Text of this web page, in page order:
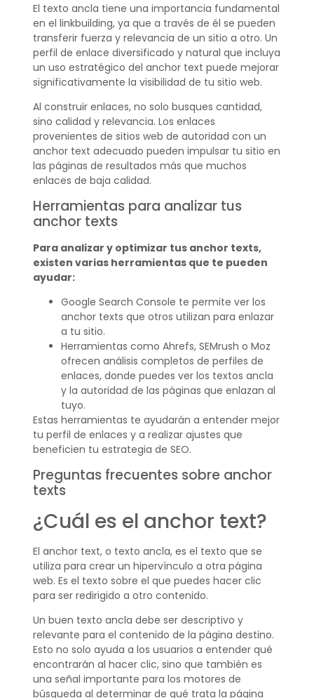
El texto ancla tiene una importancia fundamental
en el linkbuilding, ya que a través de él se pueden
transferir fuerza y relevancia de un sitio a otro. Un
perfil de enlace diversificado y natural que incluya
un uso estratégico del anchor text puede mejorar
significativamente la visibilidad de tu sitio web.
Al construir enlaces, no solo busques cantidad,
sino calidad y relevancia. Los enlaces
provenientes de sitios web de autoridad con un
anchor text adecuado pueden impulsar tu sitio en
las páginas de resultados más que muchos
enlaces de baja calidad.
Herramientas para analizar tus
anchor texts
Para analizar y optimizar tus anchor texts,
existen varias herramientas que te pueden
ayudar:
Google Search Console te permite ver los
anchor texts que otros utilizan para enlazar
a tu sitio.
Herramientas como Ahrefs, SEMrush o Moz
ofrecen análisis completos de perfiles de
enlaces, donde puedes ver los textos ancla
y la autoridad de las páginas que enlazan al
tuyo.
Estas herramientas te ayudarán a entender mejor
tu perfil de enlaces y a realizar ajustes que
beneficien tu estrategia de SEO.
Preguntas frecuentes sobre anchor
texts
¿Cuál es el anchor text?
El anchor text, o texto ancla, es el texto que se
utiliza para crear un hipervínculo a otra página
web. Es el texto sobre el que puedes hacer clic
para ser redirigido a otro contenido.
Un buen texto ancla debe ser descriptivo y
relevante para el contenido de la página destino.
Esto no solo ayuda a los usuarios a entender qué
encontrarán al hacer clic, sino que también es
una señal importante para los motores de
búsqueda al determinar de qué trata la página